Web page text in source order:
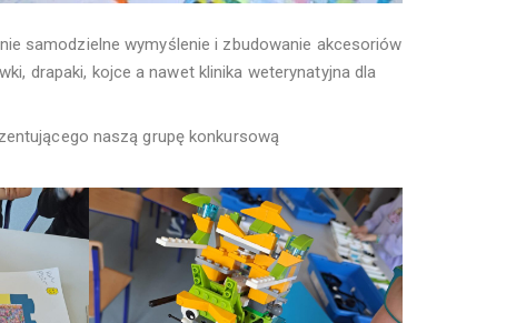
samodzielne wymyślenie i zbudowanie akcesoriów
drapaki, kojce a nawet klinika weterynatyjna dla
naszą grupę konkursową